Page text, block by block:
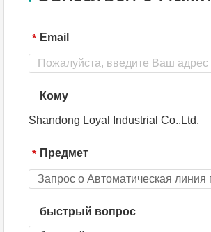
* Email
Кому
Shandong Loyal Industrial Co.,Ltd.
* Предмет
быстрый вопрос